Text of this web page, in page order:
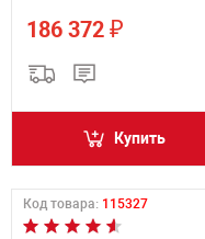
186 372 ₽
Купить
Код товара: 115327